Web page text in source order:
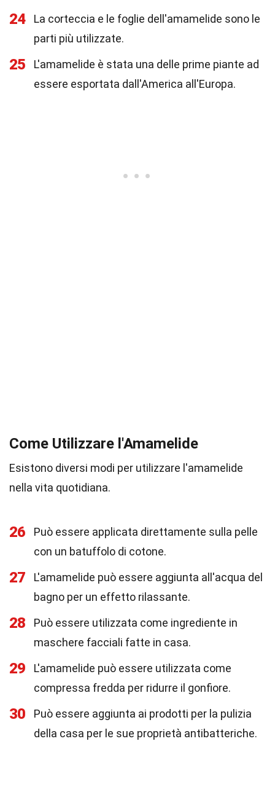
24
La corteccia e le foglie dell'amamelide sono le
parti più utilizzate.
25
L'amamelide è stata una delle prime piante ad
essere esportata dall'America all'Europa.
Come Utilizzare l'Amamelide
Esistono diversi modi per utilizzare l'amamelide
nella vita quotidiana.
26
Può essere applicata direttamente sulla pelle
con un batuffolo di cotone.
27
L'amamelide può essere aggiunta all'acqua del
bagno per un effetto rilassante.
28
Può essere utilizzata come ingrediente in
maschere facciali fatte in casa.
29
L'amamelide può essere utilizzata come
compressa fredda per ridurre il gonfiore.
30
Può essere aggiunta ai prodotti per la pulizia
della casa per le sue proprietà antibatteriche.